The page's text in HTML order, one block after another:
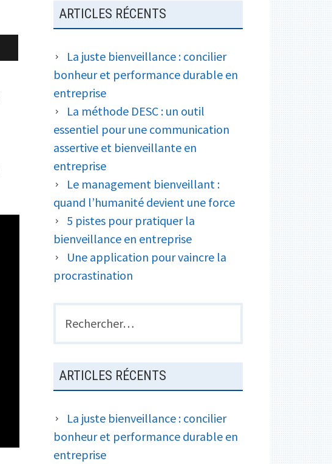
ARTICLES RÉCENTS
La juste bienveillance : concilier
bonheur et performance durable en
entreprise
La méthode DESC : un outil
essentiel pour une communication
assertive et bienveillante en
entreprise
Le management bienveillant :
quand l’humanité devient une force
5 pistes pour pratiquer la
bienveillance en entreprise
Une application pour vaincre la
procrastination
ARTICLES RÉCENTS
La juste bienveillance : concilier
bonheur et performance durable en
entreprise